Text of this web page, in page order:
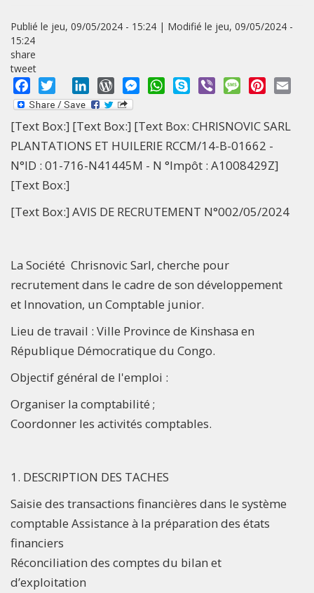
Publié le jeu, 09/05/2024 - 15:24 | Modifié le jeu, 09/05/2024 -
15:24
share
tweet
Facebook
Twitter LinkedInWordPressMessengerWhatsApp
Skype Viber MessagePinterest
[Text Box:] [Text Box:] [Text Box: CHRISNOVIC SARL
PLANTATIONS ET HUILERIE RCCM/14-B-01662 -
N°ID : 01-716-N41445M - N °Impôt : A1008429Z]
[Text Box:]
[Text Box:] AVIS DE RECRUTEMENT N°002/05/2024
La Société Chrisnovic Sarl, cherche pour
recrutement dans le cadre de son développement
et Innovation, un Comptable junior.
Lieu de travail : Ville Province de Kinshasa en
République Démocratique du Congo.
Objectif général de l'emploi :
Organiser la comptabilité ;
Coordonner les activités comptables.
1. DESCRIPTION DES TACHES
Saisie des transactions financières dans le système
comptable Assistance à la préparation des états
financiers
Réconciliation des comptes du bilan et
d’exploitation